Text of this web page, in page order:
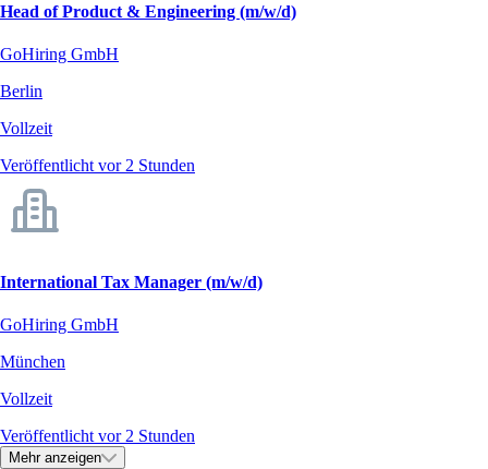
Head of Product & Engineering (m/w/d)
GoHiring GmbH
Berlin
Vollzeit
Veröffentlicht vor 2 Stunden
International Tax Manager (m/w/d)
GoHiring GmbH
München
Vollzeit
Veröffentlicht vor 2 Stunden
Mehr anzeigen